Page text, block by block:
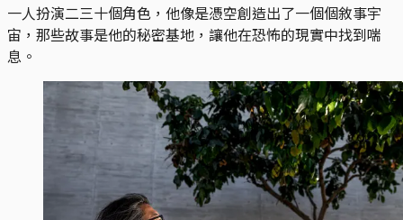
一人扮演二三十個角色，他像是憑空創造出了一個個敘事宇
宙，那些故事是他的秘密基地，讓他在恐怖的現實中找到喘
息。